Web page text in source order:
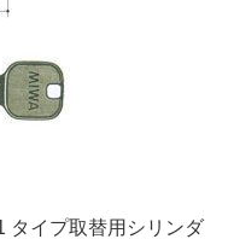
タイプ取替用シリンダ